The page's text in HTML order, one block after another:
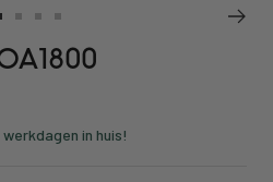
naarnaarnaar
in huis!